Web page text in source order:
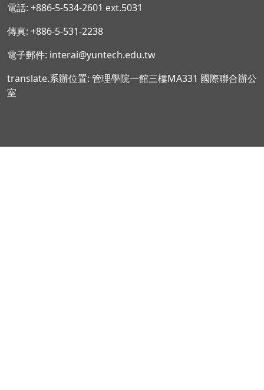
電話: +886-5-534-2601 ext.5031
傳真: +886-5-531-2238
電子郵件: interai@yuntech.edu.tw
translate.系辦位置: 管理學院一館三樓MA331 國際聯合辦公
室